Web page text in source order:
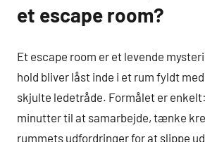
et escape room?
Et escape room er et levende
hold bliver låst inde i et rum fyldt
skjulte ledetråde. Formålet er
minutter til at samarbejde, tænke
rummets udfordringer for at slippe